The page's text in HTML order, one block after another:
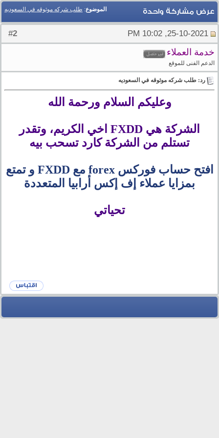
الموضوع: طلب شركه موثوقه في السعوديه عرض مشاركة واحدة
2
خدمة العملاء
الدعم الفنى للموقع
رد: طلب شركه موثوقه في السعوديه
وعليكم السلام ورحمة الله
الشركة هي FXDD اخي الكريم، وتقدر
تستلم من الشركة كارد تسحب بيه
افتح حساب فوركس forex مع FXDD و تمتع
بمزايا عملاء إف إكس أرابيا المتعددة
تحياتي